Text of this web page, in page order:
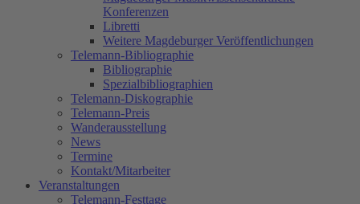
Konferenzen
Libretti
Weitere Magdeburger Veröffentlichungen
Telemann-Bibliographie
Bibliographie
Spezialbibliographien
Telemann-Diskographie
Telemann-Preis
Wanderausstellung
News
Termine
Kontakt/Mitarbeiter
Veranstaltungen
Telemann-Festtage